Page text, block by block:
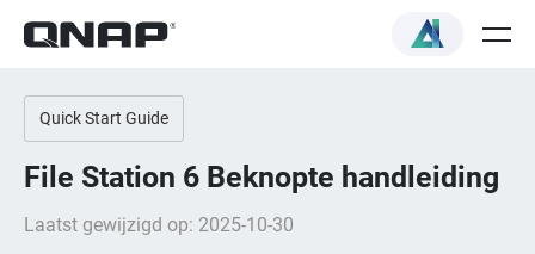
Quick Start Guide
File Station 6 Beknopte handleiding
Laatst gewijzigd op: 2025-10-30